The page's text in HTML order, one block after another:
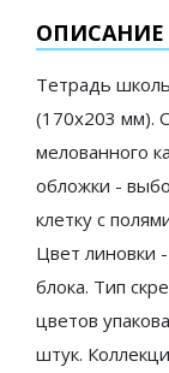
ОПИСАНИЕ
Тетрадь
(170х203 мм).
мелованного
обложки -
клетку с
Цвет линовки
блока. Тип
цветов
штук.